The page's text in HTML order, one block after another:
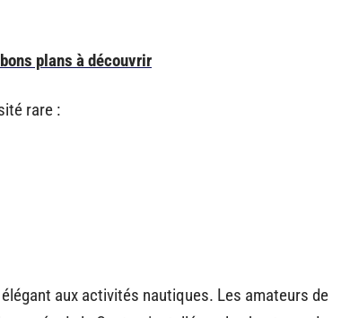
plans à découvrir
rare :
aux activités nautiques. Les amateurs de